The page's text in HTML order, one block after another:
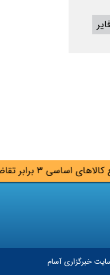
کالاهای اساسی به وفور در بازار موجود است
خبرگزاری آسام